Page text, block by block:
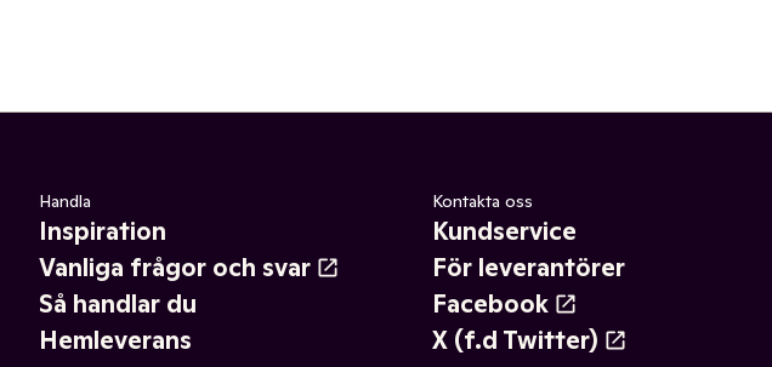
Handla
Inspiration
Vanliga frågor och svar
Så handlar du
Hemleverans
Kontakta oss
Kundservice
För leverantörer
Facebook
X (f.d Twitter)